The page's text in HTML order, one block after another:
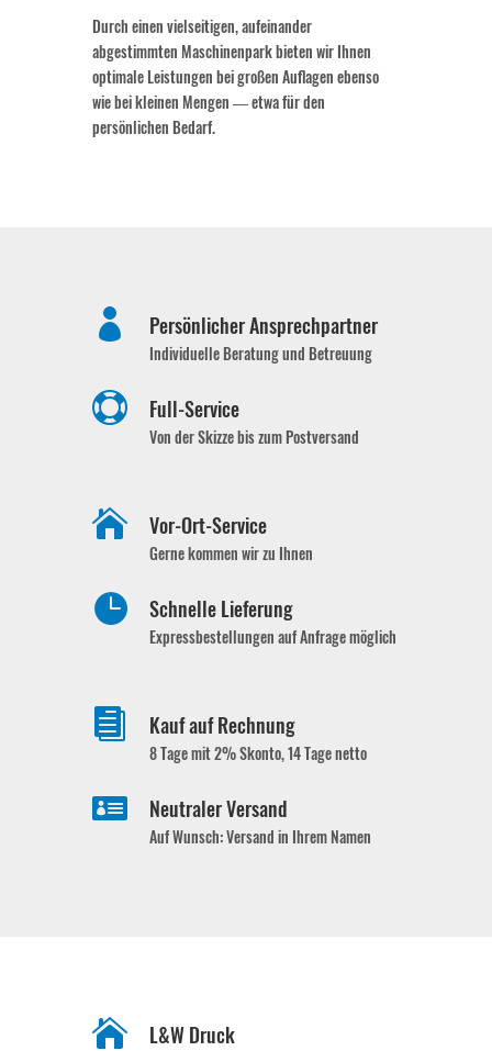
Durch einen vielseitigen, aufeinander
abgestimmten Maschinenpark bieten wir Ihnen
optimale Leistungen bei großen Auflagen ebenso
wie bei kleinen Mengen ― etwa für den
persönlichen Bedarf.
 Persönlicher Ansprechpartner
Individuelle Beratung und Betreuung
 Full-Service
Von der Skizze bis zum Postversand
 Vor-Ort-Service
Gerne kommen wir zu Ihnen
 Schnelle Lieferung
Expressbestellungen auf Anfrage möglich
 Kauf auf Rechnung
8 Tage mit 2% Skonto, 14 Tage netto
 Neutraler Versand
Auf Wunsch: Versand in Ihrem Namen
 L&W Druck